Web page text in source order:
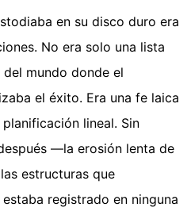
en su disco duro era
No era solo una lista
mundo donde el
el éxito. Era una fe laica
lineal. Sin
—la erosión lenta de
estructuras que
registrado en ninguna